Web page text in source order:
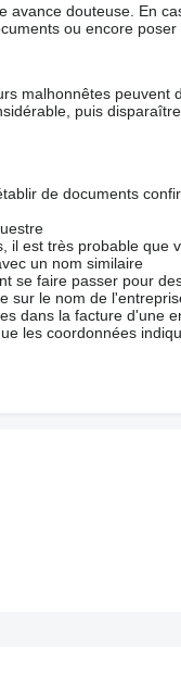
avance douteuse. En
ou encore poser
malhonnêtes
puis disparaître.
de documents
il est très probable que
un nom similaire
se faire passer pour
sur le nom de
dans la facture d'une
les coordonnées